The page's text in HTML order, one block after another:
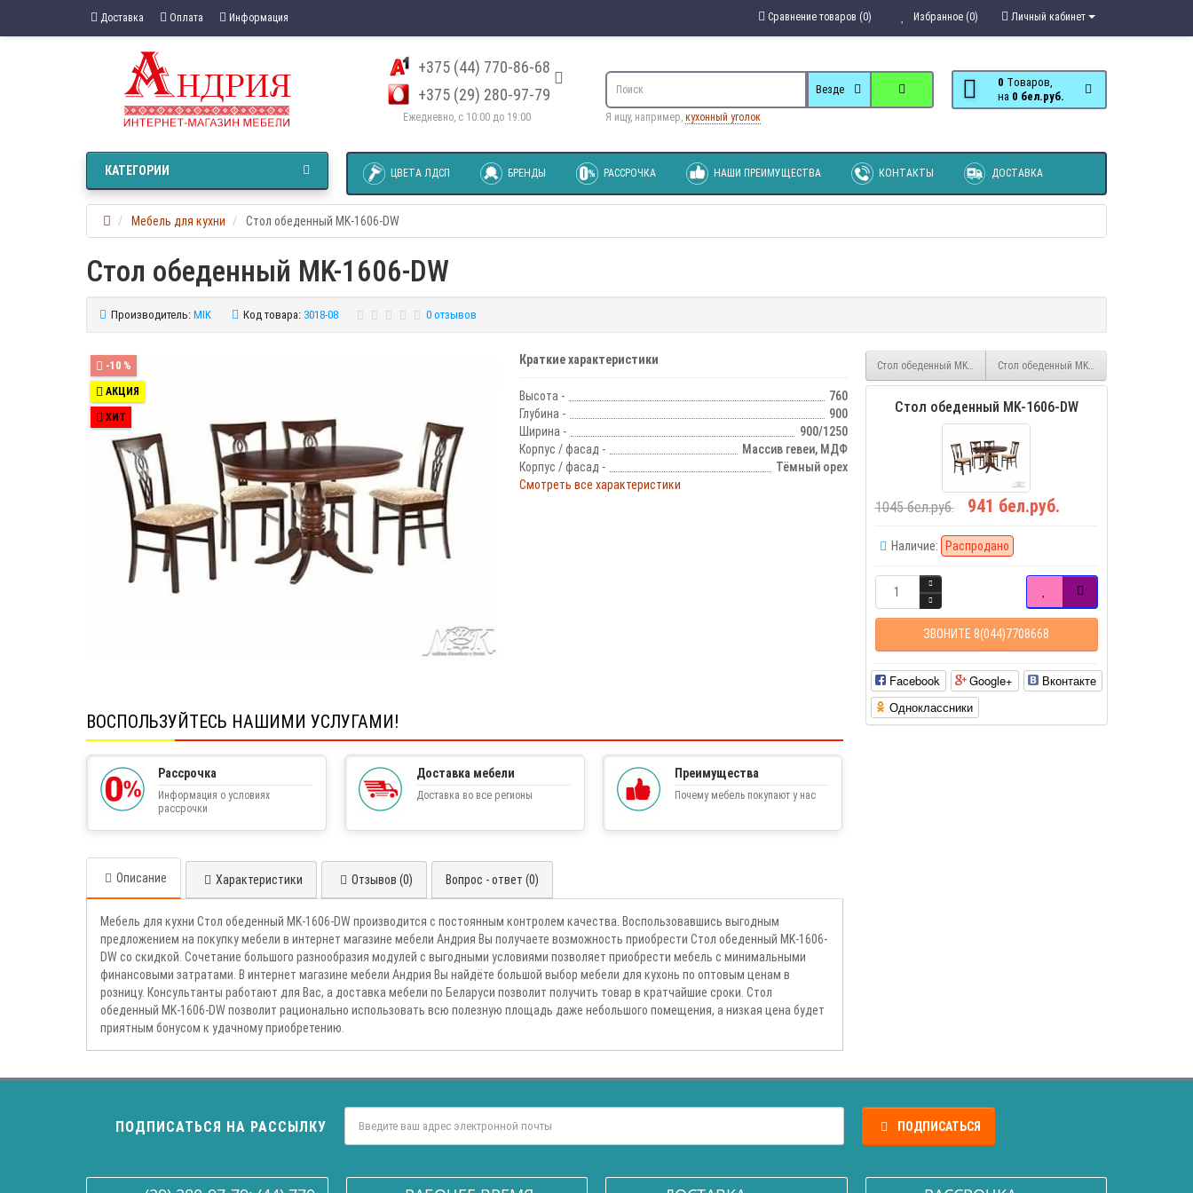
Доставка Оплата Информация Личный кабинет
Избранное (0)
Сравнение товаров (0)
+375 (44) 770-86-68
+375 (29) 280-97-79
Ежедневно, с 10:00 до 19:00
0 Tоваров,
на
0 бел.руб.
Везде
Я ищу, например, кухонный уголок
ЦВЕТА ЛДСП БРЕНДЫ РАССРОЧКА НАШИ ПРЕИМУЩЕСТВА КОНТАКТЫ ДОСТАВКА
КАТЕГОРИИ
Мебель для кухни Стол обеденный MK-1606-DW
Стол обеденный MK-1606-DW
Производитель: MIK Код товара: 3018-08 0 отзывов
-10 %
АКЦИЯ
ХИТ
Краткие характеристики
Высота -
760
Глубина -
900
Ширина -
900/1250
Корпус / фасад -
Массив гевеи, МДФ
Корпус / фасад -
Тёмный орех
Смотреть все характеристики
Стол обеденный MK-1605-DWСтол обеденный MK-1607-IV
Стол обеденный MK-1606-DW
1045 бел.руб. 941 бел.руб.
Наличие: Распродано
ЗВОНИТЕ 8(044)7708668
Facebook Google+
Вконтакте
Одноклассники
ВОСПОЛЬЗУЙТЕСЬ НАШИМИ УСЛУГАМИ!
Рассрочка
Информация о условиях
рассрочки
Доставка мебели
Доставка во все регионы
Преимущества
Почему мебель покупают у нас
Описание Характеристики Отзывов (0) Вопрос - ответ (0)
Мебель для кухни Стол обеденный MK-1606-DW производится с постоянным контролем качества. Воспользовавшись выгодным
предложением на покупку мебели в интернет магазине мебели Андрия Вы получаете возможность приобрести Стол обеденный MK-1606-
DW со скидкой. Сочетание большого разнообразия модулей с выгодными условиями позволяет приобрести мебель с минимальными
финансовыми затратами. В интернет магазине мебели Андрия Вы найдёте большой выбор мебели для кухонь по оптовым ценам в
розницу. Консультанты работают для Вас, а доставка мебели по Беларуси позволит получить товар в кратчайшие сроки. Стол
обеденный MK-1606-DW позволит рационально использовать всю полезную площадь даже небольшого помещения, а низкая цена будет
приятным бонусом к удачному приобретению.
ПОДПИСАТЬСЯ НА РАССЫЛКУ ПОДПИСАТЬСЯ